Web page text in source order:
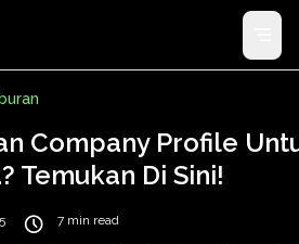
Company Profile
Temukan Di Sini!
7 min read